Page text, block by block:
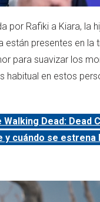
por Rafiki a Kiara, la
están presentes en la
para suavizar los
habitual en estos
Walking Dead: Dead
cuándo se estrena